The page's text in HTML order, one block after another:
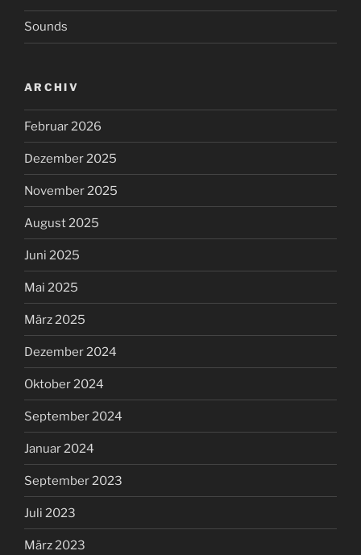
Sounds
ARCHIV
Februar 2026
Dezember 2025
November 2025
August 2025
Juni 2025
Mai 2025
März 2025
Dezember 2024
Oktober 2024
September 2024
Januar 2024
September 2023
Juli 2023
März 2023